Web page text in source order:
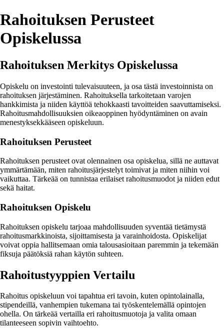
Rahoituksen Perusteet
Opiskelussa
Rahoituksen Merkitys Opiskelussa
Opiskelu on investointi tulevaisuuteen, ja osa tästä investoinnista on
rahoituksen järjestäminen. Rahoituksella tarkoitetaan varojen
hankkimista ja niiden käyttöä tehokkaasti tavoitteiden saavuttamiseksi.
Rahoitusmahdollisuuksien oikeaoppinen hyödyntäminen on avain
menestyksekkääseen opiskeluun.
Rahoituksen Perusteet
Rahoituksen perusteet ovat olennainen osa opiskelua, sillä ne auttavat
ymmärtämään, miten rahoitusjärjestelyt toimivat ja miten niihin voi
vaikuttaa. Tärkeää on tunnistaa erilaiset rahoitusmuodot ja niiden edut
sekä haitat.
Rahoituksen Opiskelu
Rahoituksen opiskelu tarjoaa mahdollisuuden syventää tietämystä
rahoitusmarkkinoista, sijoittamisesta ja varainhoidosta. Opiskelijat
voivat oppia hallitsemaan omia talousasioitaan paremmin ja tekemään
fiksuja päätöksiä rahan käytön suhteen.
Rahoitustyyppien Vertailu
Rahoitus opiskeluun voi tapahtua eri tavoin, kuten opintolainalla,
stipendeillä, vanhempien tukemana tai työskentelemällä opintojen
ohella. On tärkeää vertailla eri rahoitusmuotoja ja valita omaan
tilanteeseen sopivin vaihtoehto.